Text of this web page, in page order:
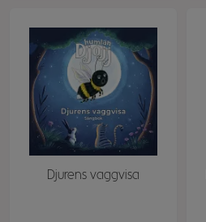
Djurens vaggvisa